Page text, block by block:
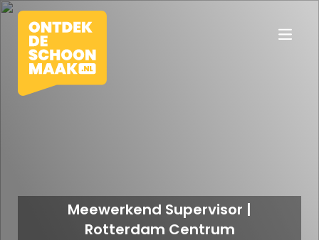
Meewerkend Supervisor |
Rotterdam Centrum
Beroepen
Werkomgevingen